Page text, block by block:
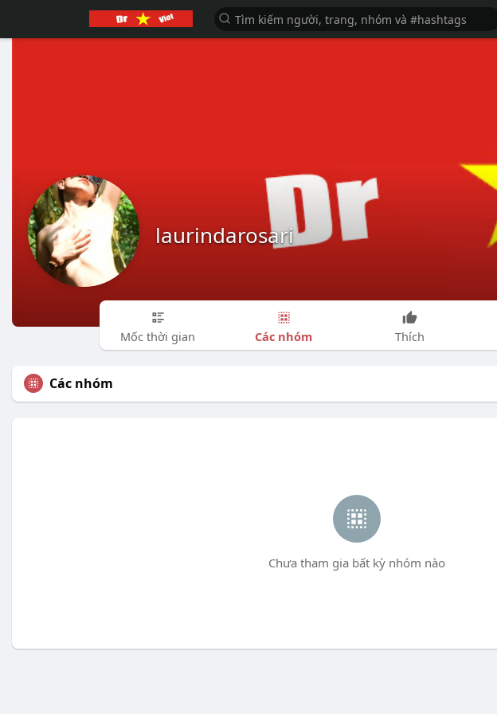
laurindarosari
Mốc thời gian Các nhóm Thích
Các nhóm
Chưa tham gia bất kỳ nhóm nào